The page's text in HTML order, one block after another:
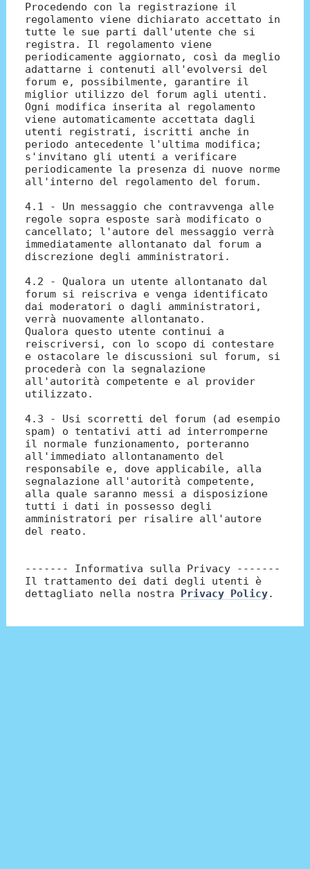
Procedendo con la registrazione il
regolamento viene dichiarato accettato in
tutte le sue parti dall'utente che si
registra. Il regolamento viene
periodicamente aggiornato, così da meglio
adattarne i contenuti all'evolversi del
forum e, possibilmente, garantire il
miglior utilizzo del forum agli utenti.
Ogni modifica inserita al regolamento
viene automaticamente accettata dagli
utenti registrati, iscritti anche in
periodo antecedente l'ultima modifica;
s'invitano gli utenti a verificare
periodicamente la presenza di nuove norme
all'interno del regolamento del forum.
4.1 - Un messaggio che contravvenga alle
regole sopra esposte sarà modificato o
cancellato; l'autore del messaggio verrà
immediatamente allontanato dal forum a
discrezione degli amministratori.
4.2 - Qualora un utente allontanato dal
forum si reiscriva e venga identificato
dai moderatori o dagli amministratori,
verrà nuovamente allontanato.
Qualora questo utente continui a
reiscriversi, con lo scopo di contestare
e ostacolare le discussioni sul forum, si
procederà con la segnalazione
all'autorità competente e al provider
utilizzato.
4.3 - Usi scorretti del forum (ad esempio
spam) o tentativi atti ad interromperne
il normale funzionamento, porteranno
all'immediato allontanamento del
responsabile e, dove applicabile, alla
segnalazione all'autorità competente,
alla quale saranno messi a disposizione
tutti i dati in possesso degli
amministratori per risalire all'autore
del reato.
------- Informativa sulla Privacy -------
Il trattamento dei dati degli utenti è
dettagliato nella nostra Privacy Policy.